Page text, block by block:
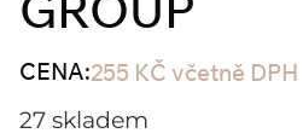
CENA:255 KČ včetně DPH
27 skladem